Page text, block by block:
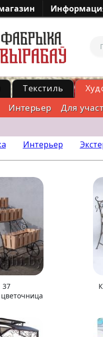
Текстиль
Интерьер Для
Интерьер
37